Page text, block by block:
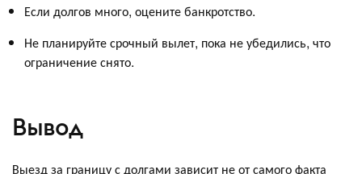
Если долгов много, оцените банкротство.
Не планируйте срочный вылет, пока не убедились, что
ограничение снято.
Вывод
Выезд за границу с долгами зависит не от самого факта